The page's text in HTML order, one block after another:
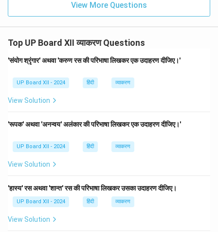
View More Questions
Top UP Board XII व्याकरण Questions
'संयोग श्रृंगार' अथवा 'करुण रस की परिभाषा लिखकर एक उदाहरण दीजिए।'
UP Board XII - 2024 हिंदी व्याकरण
View Solution
'रूपक' अथवा 'अनन्वय' अलंकार की परिभाषा लिखकर एक उदाहरण दीजिए।'
UP Board XII - 2024 हिंदी व्याकरण
View Solution
'हास्य' रस अथवा 'शान्त' रस की परिभाषा लिखकर उसका उदाहरण दीजिए।
UP Board XII - 2024 हिंदी व्याकरण
View Solution